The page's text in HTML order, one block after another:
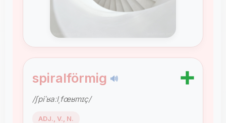
spiralförmig 🔊 ➕
/ʃpiˈʁaːlˌfœʁmɪç/
ADJ., V., N.